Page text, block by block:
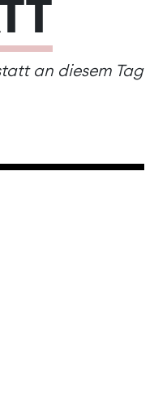
an diesem Tag